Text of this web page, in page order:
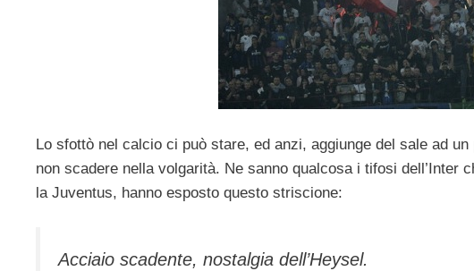
Lo sfottò nel calcio ci può stare, ed anzi, aggiunge del sale ad
non scadere nella volgarità. Ne sanno qualcosa i tifosi
la Juventus, hanno esposto questo striscione:
Acciaio scadente, nostalgia dell’Heysel.